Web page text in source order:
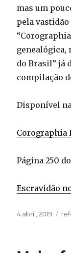
mas um
pela
do Brasil” já
compilação
Disponível
Corographia
Página 250
Escravidão
Publicado
4 abril, 2019